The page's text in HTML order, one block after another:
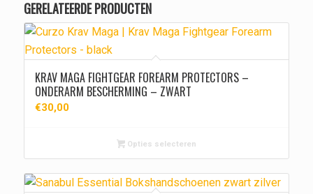
GERELATEERDE PRODUCTEN
KRAV MAGA FIGHTGEAR FOREARM PROTECTORS –
ONDERARM BESCHERMING – ZWART
€30,00
Opties selecteren